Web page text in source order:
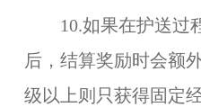
10.如果在护送过
后，结算奖励时会额
级以上则只获得固定